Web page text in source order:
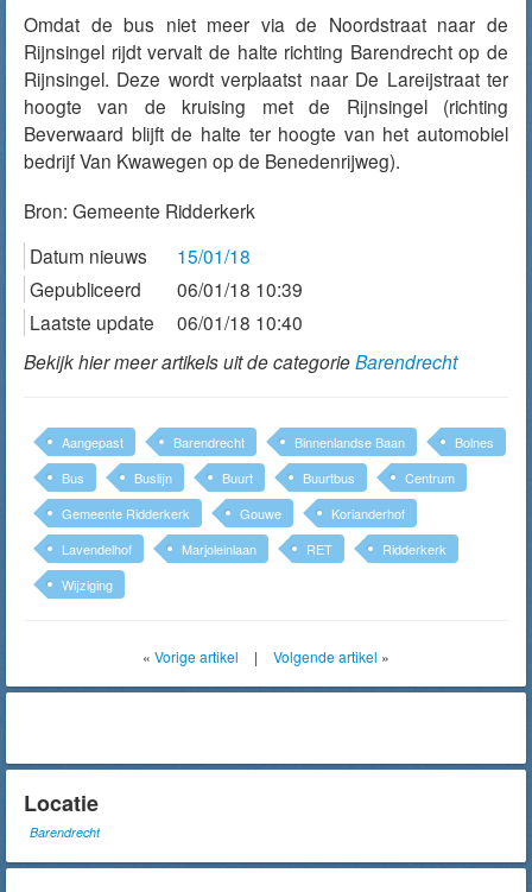
Omdat de bus niet meer via de Noordstraat naar de
Rijnsingel rijdt vervalt de halte richting Barendrecht op de
Rijnsingel. Deze wordt verplaatst naar De Lareijstraat ter
hoogte van de kruising met de Rijnsingel (richting
Beverwaard blijft de halte ter hoogte van het automobiel
bedrijf Van Kwawegen op de Benedenrijweg).
Bron: Gemeente Ridderkerk
Datum nieuws
15/01/18
Gepubliceerd
06/01/18 10:39
Laatste update
06/01/18 10:40
Bekijk hier meer artikels uit de categorieBarendrecht
Aangepast Barendrecht Binnenlandse Baan
Bolnes
Bus
Buslijn Buurt Buurtbus
Centrum
Gemeente Ridderkerk
Gouwe
Korianderhof
Lavendelhof
Marjoleinlaan RET
Ridderkerk
Wijziging
« Vorige artikel | Volgende artikel »
Locatie
Barendrecht